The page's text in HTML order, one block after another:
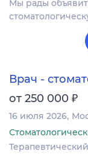
Мы рады
Врач -
от 250 000 ₽
16 июля 2026